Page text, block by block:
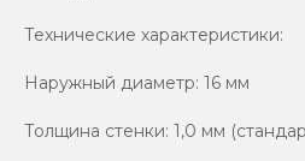
Технические характеристики:
Наружный диаметр: 16 мм
Толщина стенки: 1,0 мм